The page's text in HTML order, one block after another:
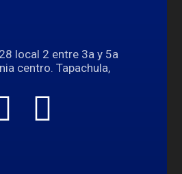
local 2 entre 3a y 5a
centro. Tapachula,